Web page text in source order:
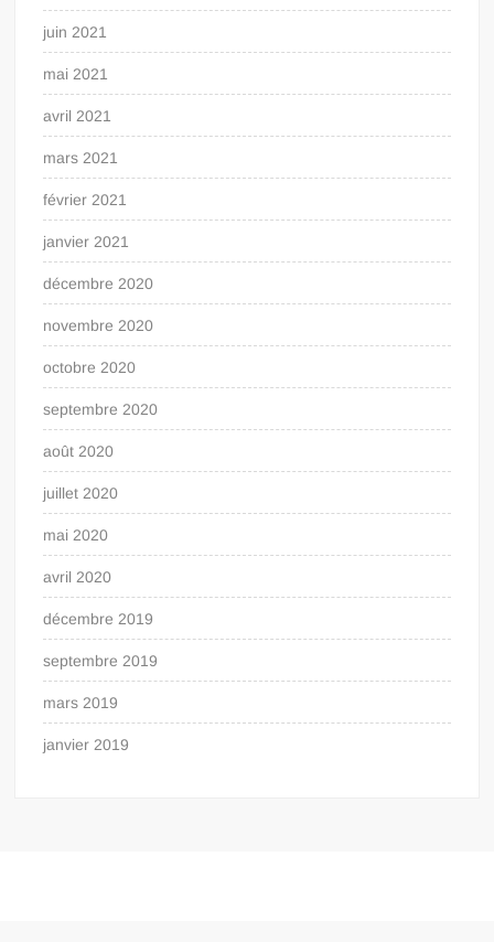
juin 2021
mai 2021
avril 2021
mars 2021
février 2021
janvier 2021
décembre 2020
novembre 2020
octobre 2020
septembre 2020
août 2020
juillet 2020
mai 2020
avril 2020
décembre 2019
septembre 2019
mars 2019
janvier 2019